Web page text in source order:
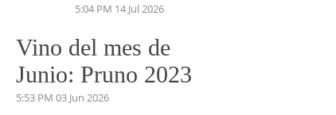
5:04 PM 14 Jul 2026
Vino del mes de
Junio: Pruno 2023
5:53 PM 03 Jun 2026